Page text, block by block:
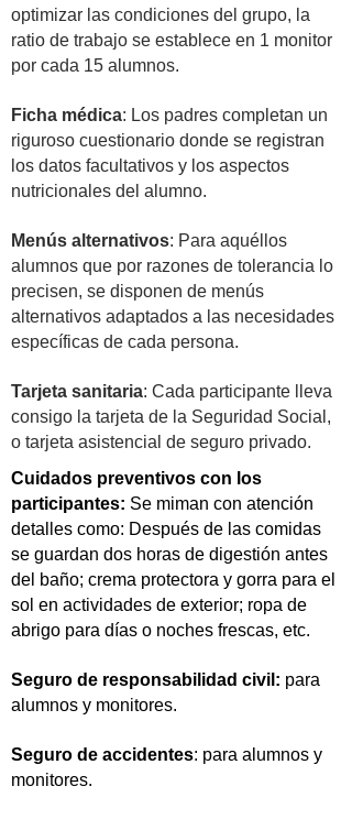
optimizar las condiciones del grupo, la
ratio de trabajo se establece en 1 monitor
por cada 15 alumnos.
Ficha médica: Los padres completan un
riguroso cuestionario donde se registran
los datos facultativos y los aspectos
nutricionales del alumno.
Menús alternativos: Para aquéllos
alumnos que por razones de tolerancia lo
precisen, se disponen de menús
alternativos adaptados a las necesidades
específicas de cada persona.
Tarjeta sanitaria: Cada participante lleva
consigo la tarjeta de la Seguridad Social,
o tarjeta asistencial de seguro privado.
Cuidados preventivos con los
participantes: Se miman con atención
detalles como: Después de las comidas
se guardan dos horas de digestión antes
del baño; crema protectora y gorra para el
sol en actividades de exterior; ropa de
abrigo para días o noches frescas, etc.
Seguro de responsabilidad civil: para
alumnos y monitores.
Seguro de accidentes: para alumnos y
monitores.